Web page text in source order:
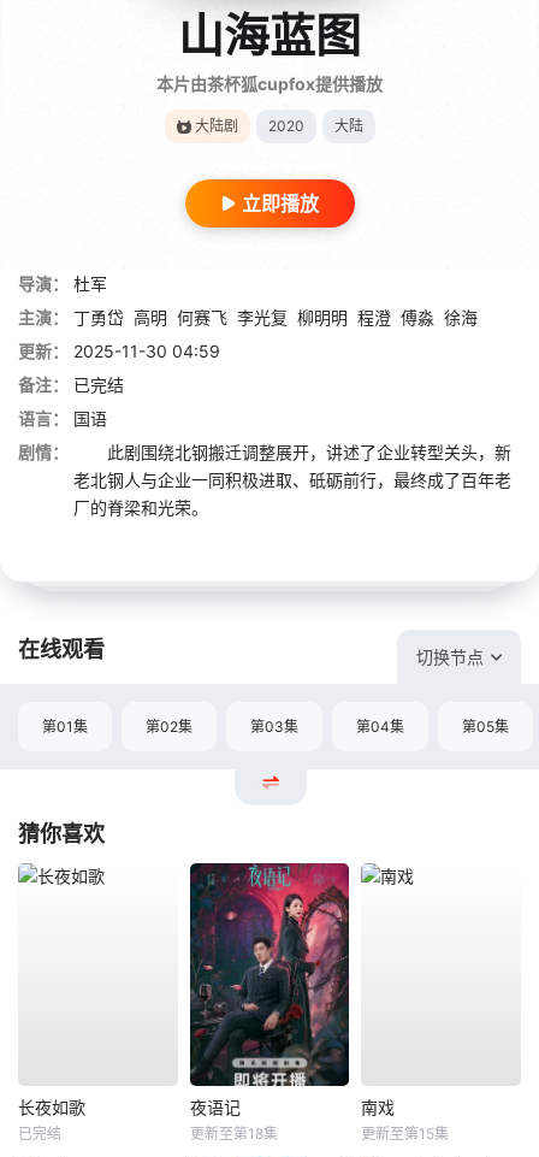
山海蓝图
本片由茶杯狐cupfox提供播放
大陆剧 2020 大陆
立即播放
导演：
杜军
主演：
丁勇岱 高明 何赛飞 李光复 柳明明 程澄 傅淼 徐海
更新：
2025-11-30 04:59
备注：
已完结
语言：
国语
剧情：
此剧围绕北钢搬迁调整展开，讲述了企业转型关头，新
老北钢人与企业一同积极进取、砥砺前行，最终成了百年老
厂的脊梁和光荣。
在线观看 切换节点
第01集 第02集 第03集 第04集 第05集
猜你喜欢
长夜如歌
已完结
夜语记
更新至第18集
南戏
更新至第15集